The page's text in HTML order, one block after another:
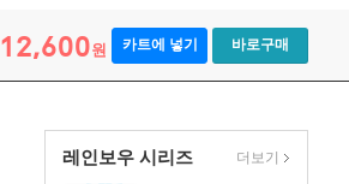
12,600원 카트에 넣기 바로구매
레인보우 시리즈 더보기